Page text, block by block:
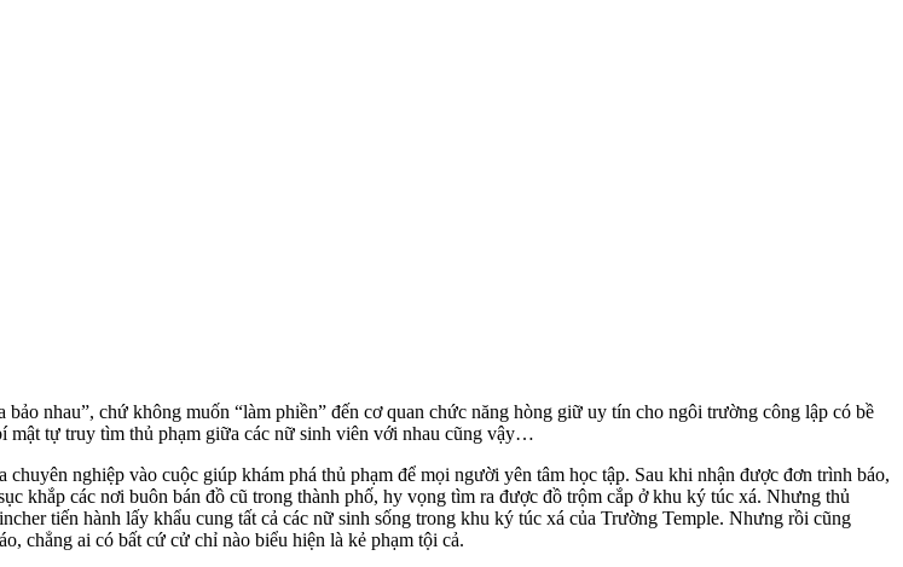
nhau”, chứ không muốn “làm phiền” đến cơ quan chức năng hòng giữ uy tín cho ngôi trường công lập có bề
mật tự truy tìm thủ phạm giữa các nữ sinh viên với nhau cũng vậy…
nghiệp vào cuộc giúp khám phá thủ phạm để mọi người yên tâm học tập. Sau khi nhận được đơn trình báo,
khắp các nơi buôn bán đồ cũ trong thành phố, hy vọng tìm ra được đồ trộm cắp ở khu ký túc xá. Nhưng thủ
tiến hành lấy khẩu cung tất cả các nữ sinh sống trong khu ký túc xá của Trường Temple. Nhưng rồi cũng
chẳng ai có bất cứ cử chỉ nào biểu hiện là kẻ phạm tội cả.